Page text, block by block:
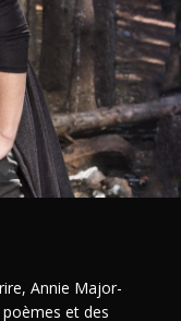
Annie Major-
et des